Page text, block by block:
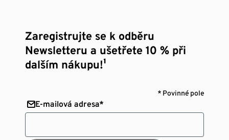
Zaregistrujte se k odběru
Newsletteru a ušetřete 10 % při
dalším nákupu!¹
* Povinné pole
E-mailová adresa*